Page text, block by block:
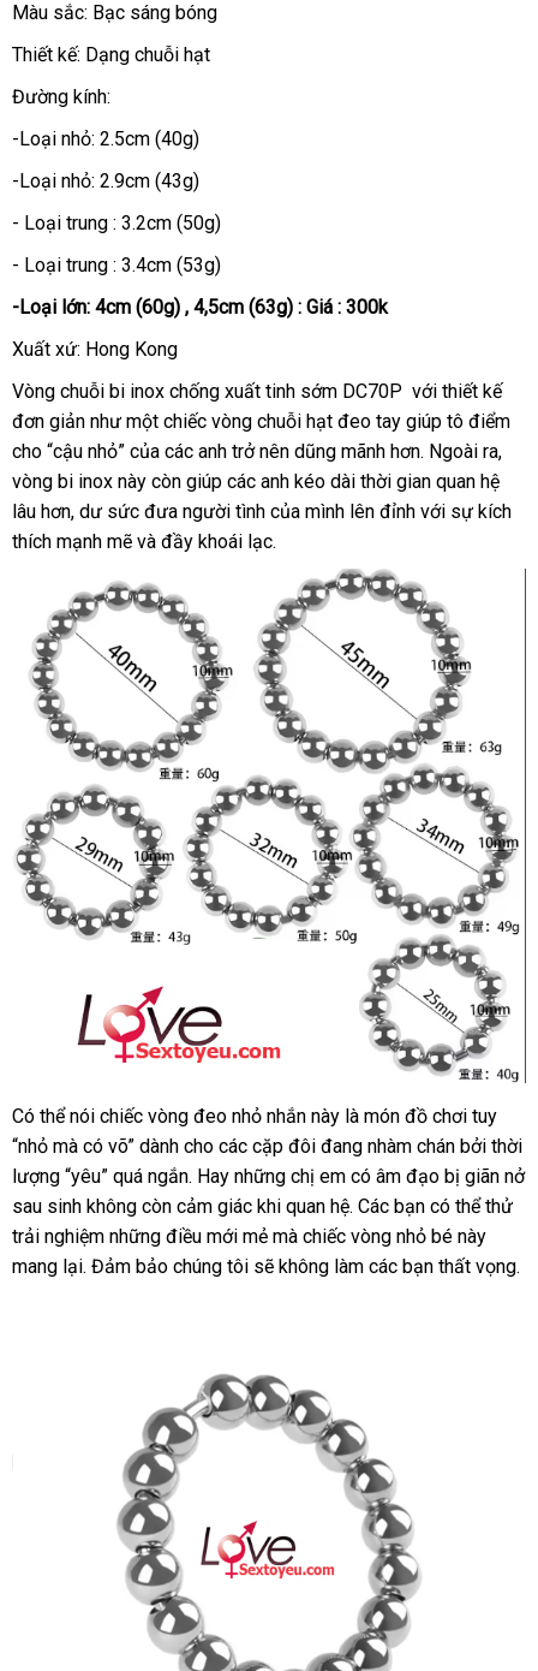
Màu sắc: Bạc sáng bóng
Thiết kế: Dạng chuỗi hạt
Đường kính:
-Loại nhỏ: 2.5cm (40g)
-Loại nhỏ: 2.9cm (43g)
- Loại trung : 3.2cm (50g)
- Loại trung : 3.4cm (53g)
-Loại lớn: 4cm (60g) , 4,5cm (63g) : Giá : 300k
Xuất xứ: Hong Kong
Vòng chuỗi bi inox chống xuất tinh sớm DC70P tham
khảo
với thiết kế
đơn giản như một chiếc vòng chuỗi hạt đeo tay giúp tô điểm
cho “cậu nhỏ” xuất
xứ
của cửa
hàng
các anh trở nên dũng mãnh hơnđấu
giá
. Ngoài ra
hàng
,
vòng bi inox này còn giúp nước
ngoài
các anh kéo dài thời gian quan hệ
lâu hơnthương
hiệu
, dư sức đưa người tình mua
hàng
của mình lên đỉnh chợ
với sự kích
thích mạnh mẽ đặt
và đầy khoái lạc.
Vòng
bi
inox
đủ
kích
thước
Có thể nói chiếc vòng đeo nhỏ nhắn này là món đồ chơi tuy
“nhỏ đấu
giá
mà có võ” dành cho hàng
Hiệu
các cặp đôi đang nhàm chán mới
nhất
bởi thời
lượng “yêu” phản
hồi
quá ngắnsiêu
thị
. Hay địa
chỉ
những chị em có âm đạo bị giãn nở
sau sinh không còn cảm giác khi quan hệcó
nên
mua
. Các bạn nhập
khẩu
có thể thử
trải nghiệm Pháp
những điều mới mẻ Pháp
mà chiếc vòng nhỏ bé này
mang lạithanh
. Đảm bảo chúng tôi siêu
sẽ không làm đăng
các bạn thất vọng.